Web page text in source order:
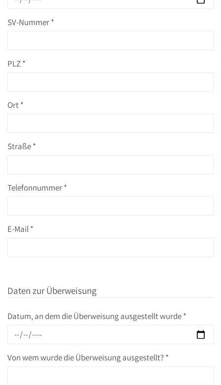
SV-Nummer*
PLZ*
Ort*
Straße*
Telefonnummer*
E-Mail*
Daten zur Überweisung
Datum, an dem die Überweisung ausgestellt wurde*
Von wem wurde die Überweisung ausgestellt?*